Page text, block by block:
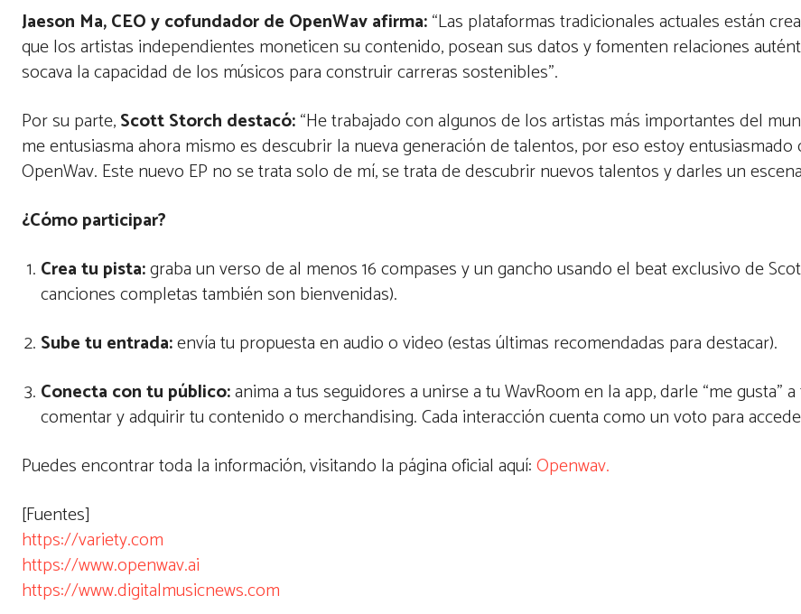
Jaeson Ma, CEO y cofundador de OpenWav afirma:“Las plataformas tradicionales actuales están
que los artistas independientes moneticen su contenido, posean sus datos y fomenten relaciones
socava la capacidad de los músicos para construir carreras sostenibles”.
Por su parte,Scott Storch destacó:“He trabajado con algunos de los artistas más importantes del
me entusiasma ahora mismo es descubrir la nueva generación de talentos, por eso estoy
OpenWav. Este nuevo EP no se trata solo de mí, se trata de descubrir nuevos talentos y darles un
¿Cómo participar?
Crea tu pista:graba un verso de al menos 16 compases y un gancho usando el beat exclusivo de
canciones completas también son bienvenidas).
Sube tu entrada:envía tu propuesta en audio o video (estas últimas recomendadas para destacar).
Conecta con tu público:anima a tus seguidores a unirse a tu WavRoom en la app, darle “me gusta”
comentar y adquirir tu contenido o merchandising. Cada interacción cuenta como un voto para
Puedes encontrar toda la información, visitando la página oficial aquí:Openwav.
[Fuentes]
https://variety.com
https://www.openwav.ai
https://www.digitalmusicnews.com